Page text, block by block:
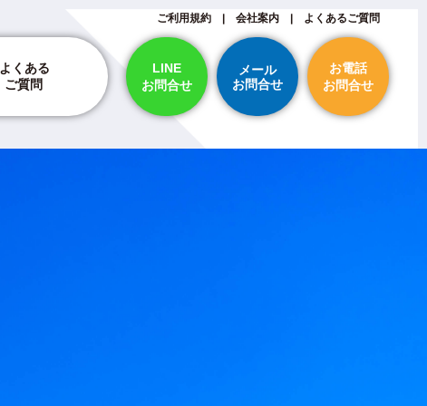
ご利用規約|会社案内| よくあるご質問
よくある
ご質問
LINE
お問合せ
メール
お問合せ
お電話
お問合せ